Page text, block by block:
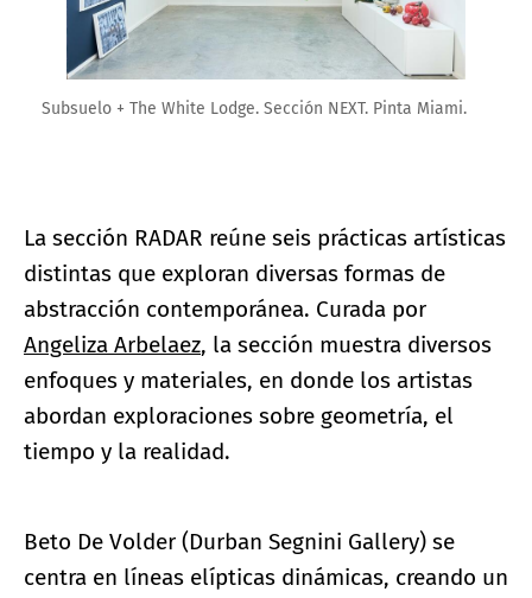
Subsuelo + The White Lodge. Sección NEXT. Pinta Miami.
La sección RADAR reúne seis prácticas artísticas
distintas que exploran diversas formas de
abstracción contemporánea. Curada por
Angeliza Arbelaez, la sección muestra diversos
enfoques y materiales, en donde los artistas
abordan exploraciones sobre geometría, el
tiempo y la realidad.
Beto De Volder (Durban Segnini Gallery) se
centra en líneas elípticas dinámicas, creando un